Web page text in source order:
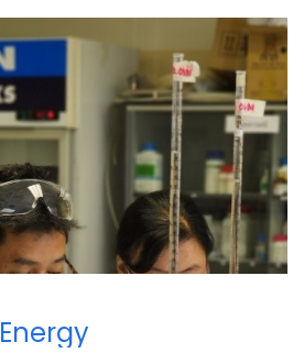
Yangon from 17 to